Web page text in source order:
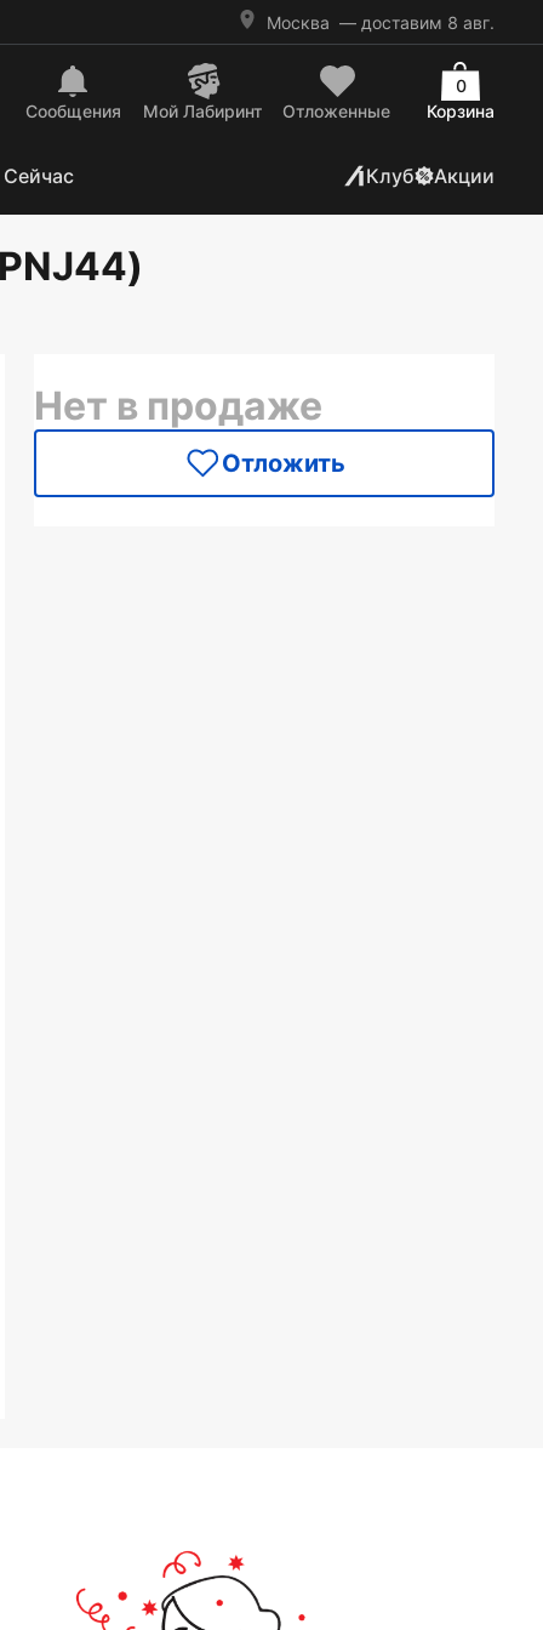
Москва — доставим 8 авг.
Сообщения Mой Лабиринт Отложенные Корзина
0
Клуб Акции
Нет в продаже
Отложить